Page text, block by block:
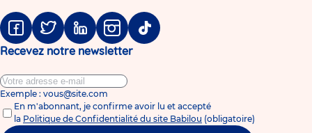
FacebookTwitter LinkedinInstagramTiktok
Recevez notre newsletter
Exemple : vous@site.com
En m'abonnant, je confirme avoir lu et accepté
la Politique de Confidentialité du site Babilou (obligatoire)